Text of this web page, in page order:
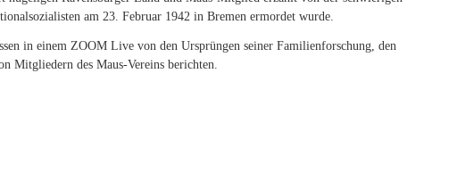
am 23. Februar 1942 in Bremen ermordet wurde.
in einem ZOOM Live von den Ursprüngen seiner Familienforschung, den
Mitgliedern des Maus-Vereins berichten.